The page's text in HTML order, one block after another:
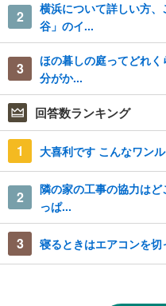
2
横浜について詳しい方
谷」のイ...
3
ほの暮しの庭ってどれ
分がか...
回答数ランキング
1 大喜利です こんなワン
2
隣の家の工事の協力は
っぱ...
3 寝るときはエアコンを切